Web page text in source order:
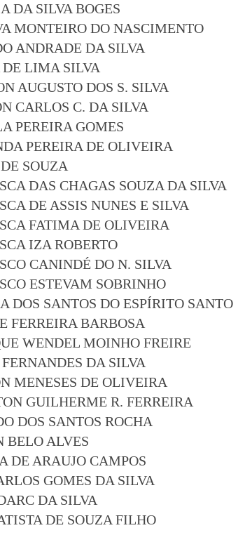
DA SILVA BOGES
MONTEIRO DO NASCIMENTO
ANDRADE DA SILVA
LIMA SILVA
AUGUSTO DOS S. SILVA
CARLOS C. DA SILVA
PEREIRA GOMES
PEREIRA DE OLIVEIRA
SOUZA
DAS CHAGAS SOUZA DA SILVA
DE ASSIS NUNES E SILVA
FATIMA DE OLIVEIRA
IZA ROBERTO
CANINDÉ DO N. SILVA
ESTEVAM SOBRINHO
DOS SANTOS DO ESPÍRITO SANTO
FERREIRA BARBOSA
WENDEL MOINHO FREIRE
DA SILVA
MENESES DE OLIVEIRA
GUILHERME R. FERREIRA
DOS SANTOS ROCHA
BELO ALVES
DE ARAUJO CAMPOS
GOMES DA SILVA
DA SILVA
DE SOUZA FILHO